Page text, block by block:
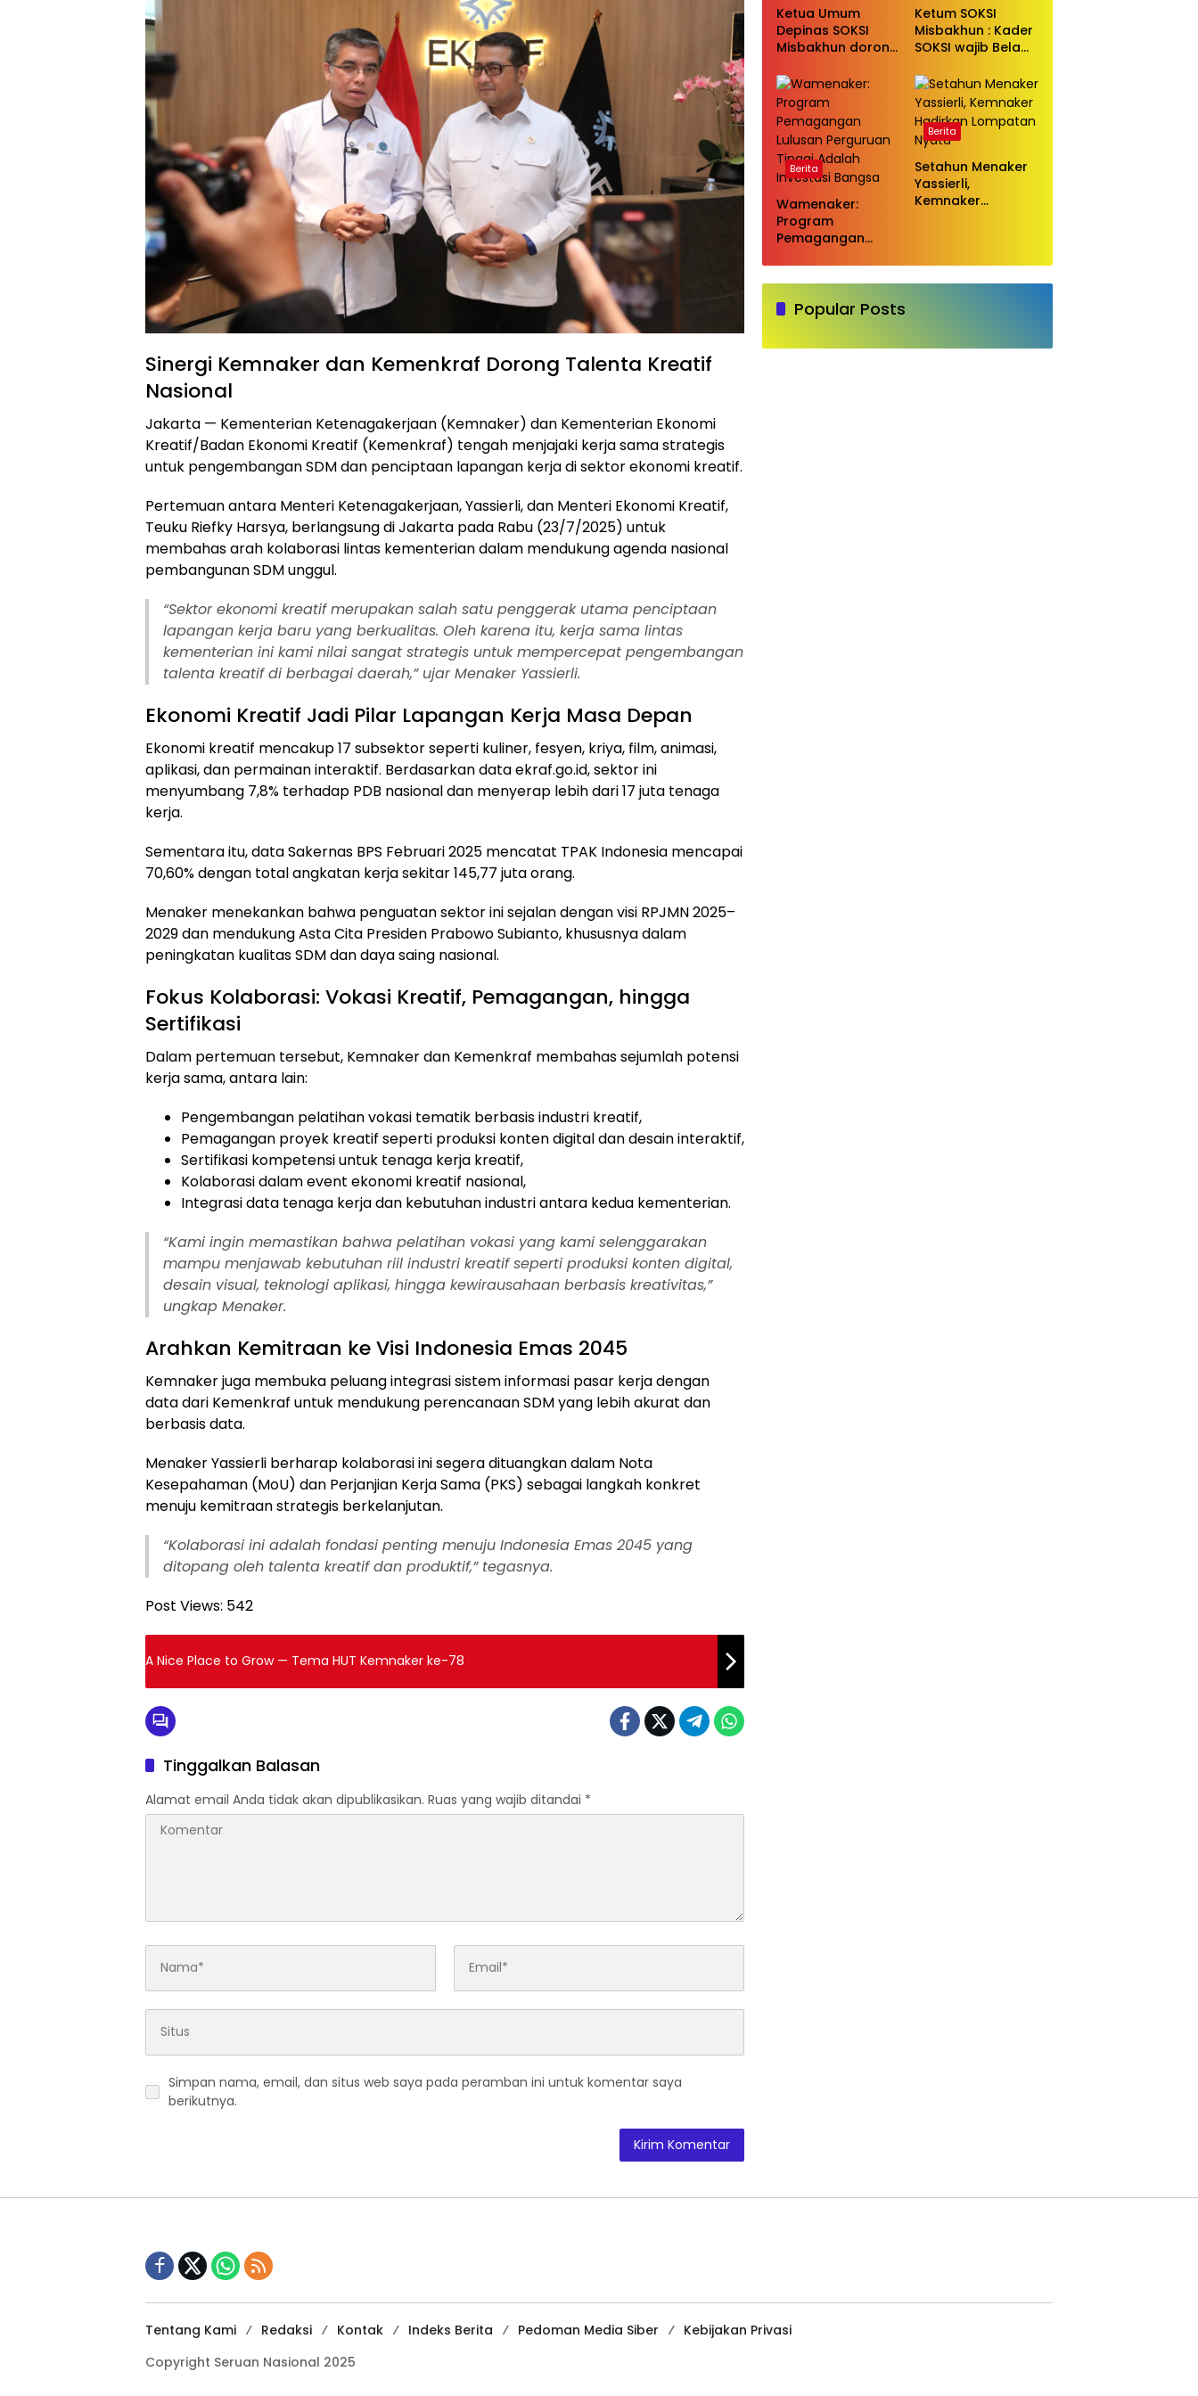
Sinergi Kemnaker dan Kemenkraf Dorong Talenta Kreatif
Nasional
Jakarta — Kementerian Ketenagakerjaan (Kemnaker) dan Kementerian Ekonomi
Kreatif/Badan Ekonomi Kreatif (Kemenkraf) tengah menjajaki kerja sama strategis
untuk pengembangan SDM dan penciptaan lapangan kerja di sektor ekonomi kreatif.
Pertemuan antara Menteri Ketenagakerjaan, Yassierli, dan Menteri Ekonomi Kreatif,
Teuku Riefky Harsya, berlangsung di Jakarta pada Rabu (23/7/2025) untuk
membahas arah kolaborasi lintas kementerian dalam mendukung agenda nasional
pembangunan SDM unggul.
“Sektor ekonomi kreatif merupakan salah satu penggerak utama penciptaan
lapangan kerja baru yang berkualitas. Oleh karena itu, kerja sama lintas
kementerian ini kami nilai sangat strategis untuk mempercepat pengembangan
talenta kreatif di berbagai daerah,” ujar Menaker Yassierli.
Ekonomi Kreatif Jadi Pilar Lapangan Kerja Masa Depan
Ekonomi kreatif mencakup 17 subsektor seperti kuliner, fesyen, kriya, film, animasi,
aplikasi, dan permainan interaktif. Berdasarkan data ekraf.go.id, sektor ini
menyumbang 7,8% terhadap PDB nasional dan menyerap lebih dari 17 juta tenaga
kerja.
Sementara itu, data Sakernas BPS Februari 2025 mencatat TPAK Indonesia mencapai
70,60% dengan total angkatan kerja sekitar 145,77 juta orang.
Menaker menekankan bahwa penguatan sektor ini sejalan dengan visi RPJMN 2025–
2029 dan mendukung Asta Cita Presiden Prabowo Subianto, khususnya dalam
peningkatan kualitas SDM dan daya saing nasional.
Fokus Kolaborasi: Vokasi Kreatif, Pemagangan, hingga
Sertifikasi
Dalam pertemuan tersebut, Kemnaker dan Kemenkraf membahas sejumlah potensi
kerja sama, antara lain:
Pengembangan pelatihan vokasi tematik berbasis industri kreatif,
Pemagangan proyek kreatif seperti produksi konten digital dan desain interaktif,
Sertifikasi kompetensi untuk tenaga kerja kreatif,
Kolaborasi dalam event ekonomi kreatif nasional,
Integrasi data tenaga kerja dan kebutuhan industri antara kedua kementerian.
“Kami ingin memastikan bahwa pelatihan vokasi yang kami selenggarakan
mampu menjawab kebutuhan riil industri kreatif seperti produksi konten digital,
desain visual, teknologi aplikasi, hingga kewirausahaan berbasis kreativitas,”
ungkap Menaker.
Arahkan Kemitraan ke Visi Indonesia Emas 2045
Kemnaker juga membuka peluang integrasi sistem informasi pasar kerja dengan
data dari Kemenkraf untuk mendukung perencanaan SDM yang lebih akurat dan
berbasis data.
Menaker Yassierli berharap kolaborasi ini segera dituangkan dalam Nota
Kesepahaman (MoU) dan Perjanjian Kerja Sama (PKS) sebagai langkah konkret
menuju kemitraan strategis berkelanjutan.
“Kolaborasi ini adalah fondasi penting menuju Indonesia Emas 2045 yang
ditopang oleh talenta kreatif dan produktif,” tegasnya.
Post Views: 542
A Nice Place to Grow — Tema HUT Kemnaker ke-78
Tinggalkan Balasan
Alamat email Anda tidak akan dipublikasikan. Ruas yang wajib ditandai *
Simpan nama, email, dan situs web saya pada peramban ini untuk komentar saya
berikutnya.
Bahlil Lahadalia
Ketua Umum
Depinas SOKSI
Misbakhun dorong
sebagai wujud
evaluasi pilkada
langsung
Ketum SOKSI
Misbakhun : Kader
SOKSI wajib Bela
Golkar Bahlil
Lahadalia di ruang
Publik
Berita
Wamenaker:
Program
Pemagangan
Tinggi Adalah
Investasi Bangsa
Berita
Setahun Menaker
Yassierli,
Kemnaker
Popular Posts
Tentang Kami Redaksi Kontak Indeks Berita Pedoman Media Siber
Kebijakan Privasi
Copyright Seruan Nasional 2025